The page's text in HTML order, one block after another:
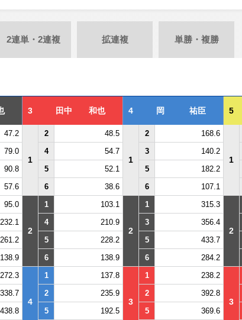
2連単・2連複 拡連複 単勝・複勝
3 田中 和也 4 岡 祐臣 5
47.2
1
2 48.5
1
2 168.6
1
79.0 4 54.7 3 140.2
90.8 5 52.1 5 182.2
57.6 6 38.6 6 107.1
95.0
2
1 103.1
2
1 315.3
2
232.1 4 210.9 3 356.4
261.2 5 228.2 5 433.7
138.9 6 138.9 6 284.2
272.3
4
1 137.8
3
1 238.2
3
338.7 2 235.9 2 392.8
438.8 5 192.5 5 369.6